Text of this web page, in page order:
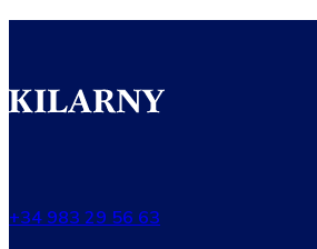
+34 983 29 56 63